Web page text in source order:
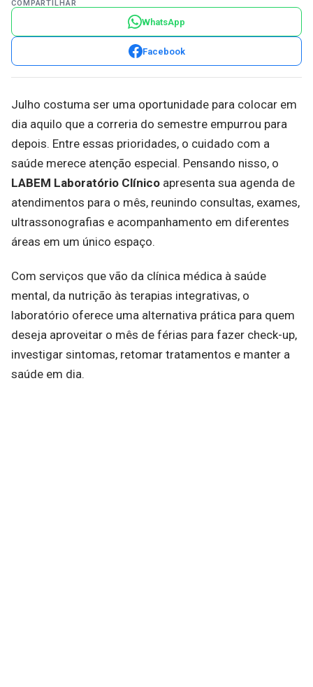
COMPARTILHAR
WhatsApp
Facebook
Julho costuma ser uma oportunidade para colocar em
dia aquilo que a correria do semestre empurrou para
depois. Entre essas prioridades, o cuidado com a
saúde merece atenção especial. Pensando nisso, o
LABEM Laboratório Clínico apresenta sua agenda de
atendimentos para o mês, reunindo consultas, exames,
ultrassonografias e acompanhamento em diferentes
áreas em um único espaço.
Com serviços que vão da clínica médica à saúde
mental, da nutrição às terapias integrativas, o
laboratório oferece uma alternativa prática para quem
deseja aproveitar o mês de férias para fazer check-up,
investigar sintomas, retomar tratamentos e manter a
saúde em dia.